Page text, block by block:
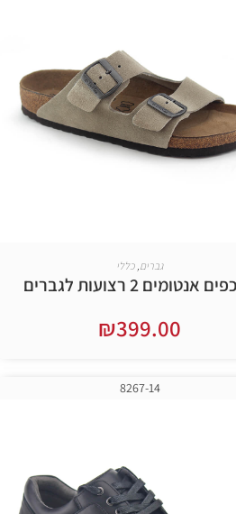
גברים כללי
אנטומים 2 רצועות לגברים
₪399.00
8267-14